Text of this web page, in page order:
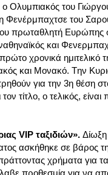
ο Ολυμπιακός του
του
πρωταθλητή Ευρώπης
και
χρονικά ημιτελικό
και Μονακό. Tην
για την 3η θέση
τίτλο, ο τελικός,
VIP ταξιδιών».
ασκήθηκε σε βάρος
χρήματα για